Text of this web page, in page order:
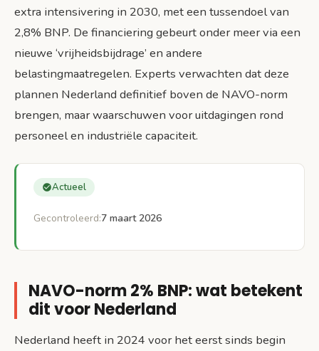
extra intensivering in 2030, met een tussendoel van
2,8% BNP. De financiering gebeurt onder meer via een
nieuwe ‘vrijheidsbijdrage’ en andere
belastingmaatregelen. Experts verwachten dat deze
plannen Nederland definitief boven de NAVO-norm
brengen, maar waarschuwen voor uitdagingen rond
personeel en industriële capaciteit.
Actueel
Gecontroleerd:7 maart 2026
NAVO-norm 2% BNP: wat betekent
dit voor Nederland
Nederland heeft in 2024 voor het eerst sinds begin